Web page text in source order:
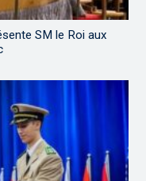
SM le Roi aux